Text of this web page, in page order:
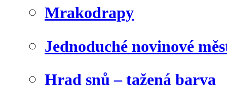
Mrakodrapy
Jednoduché novinové
Hrad snů – tažená barva